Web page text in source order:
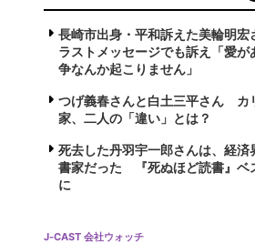
長崎市出身・平和訴えた美輪明
ラストメッセージでも訴え「愛
争なんか起こりません」
つげ義春さんと白土三平さん カ
家、二人の「違い」とは？
死去した丹羽宇一郎さんは、経済
書家だった 『死ぬほど読書』ベ
に
J-CAST 会社ウォッチ